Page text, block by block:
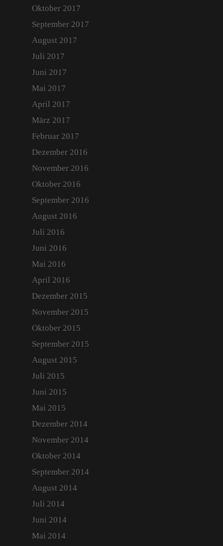
Oktober 2017
September 2017
August 2017
Juli 2017
Juni 2017
Mai 2017
April 2017
März 2017
Februar 2017
Dezember 2016
November 2016
Oktober 2016
September 2016
August 2016
Juli 2016
Juni 2016
Mai 2016
April 2016
Dezember 2015
November 2015
Oktober 2015
September 2015
August 2015
Juli 2015
Juni 2015
Mai 2015
Dezember 2014
November 2014
Oktober 2014
September 2014
August 2014
Juli 2014
Juni 2014
Mai 2014